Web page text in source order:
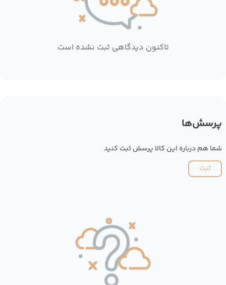
تاکنون دیدگاهی ثبت نشده است
پرسش‌ها
شما هم درباره این کالا پرسش ثبت کنید
ثبت